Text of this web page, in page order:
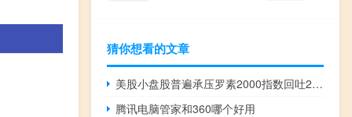
猜你想看的文章
美股小盘股普遍承压罗素2000指数回吐2023年以来全部涨幅年线转跌
腾讯电脑管家和360哪个好用